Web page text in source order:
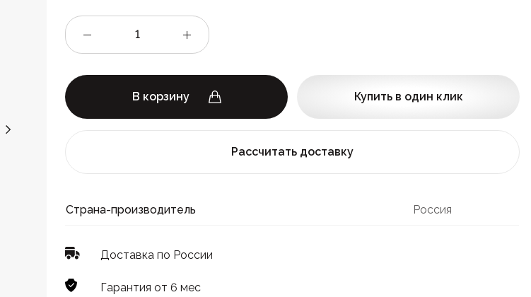
В корзину Купить в один клик
Рассчитать доставку
Страна-производитель Россия
Доставка по России
Гарантия от 6 мес